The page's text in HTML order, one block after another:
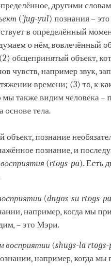
другими
(’jug-yul) познания –
в определённый
о нём, вовлечённый
общепринятый объект,
чувств, например звук,
времени; (3) то, к
мы также видим человека
тела.
познание
познание, и
(rtogs-pa). Есть
(dngos-su rtogs-pa
например, когда мы
– это Мэри.
восприятии (shugs-lartogs-
например, когда мы